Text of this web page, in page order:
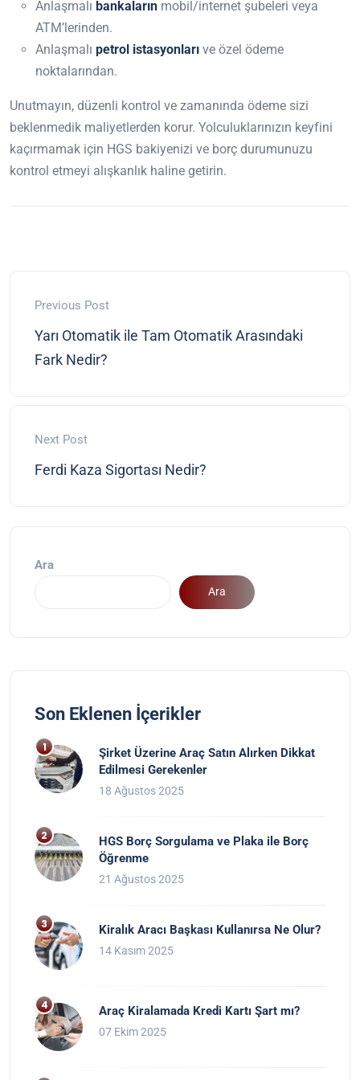
Anlaşmalı bankaların mobil/internet şubeleri veya
ATM’lerinden.
Anlaşmalı petrol istasyonları ve özel ödeme
noktalarından.
Unutmayın, düzenli kontrol ve zamanında ödeme sizi
beklenmedik maliyetlerden korur. Yolculuklarınızın keyfini
kaçırmamak için HGS bakiyenizi ve borç durumunuzu
kontrol etmeyi alışkanlık haline getirin.
Previous Post
Yarı Otomatik ile Tam Otomatik Arasındaki
Fark Nedir?
Next Post
Ferdi Kaza Sigortası Nedir?
Ara
Ara
Son Eklenen İçerikler
Şirket Üzerine Araç Satın Alırken Dikkat
Edilmesi Gerekenler
18 Ağustos 2025
HGS Borç Sorgulama ve Plaka ile Borç
Öğrenme
21 Ağustos 2025
Kiralık Aracı Başkası Kullanırsa Ne Olur?
14 Kasım 2025
Araç Kiralamada Kredi Kartı Şart mı?
07 Ekim 2025